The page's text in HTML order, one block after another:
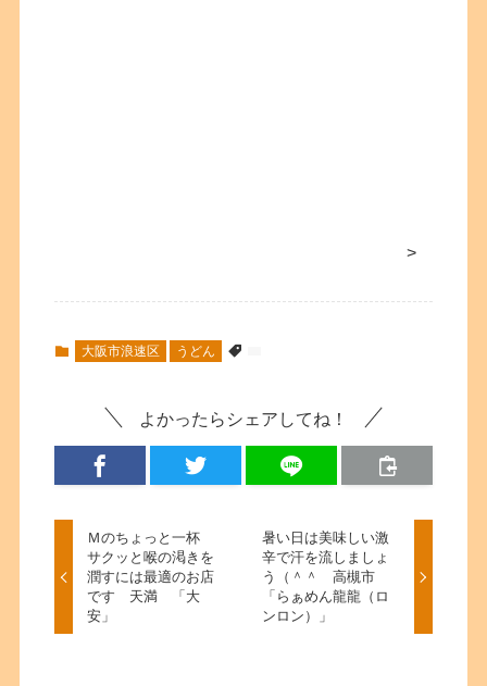
>
大阪市浪速区 うどん
よかったらシェアしてね！
Ｍのちょっと一杯
サクッと喉の渇きを
潤すには最適のお店
です 天満 「大
安」
暑い日は美味しい激
辛で汗を流しましょ
う（＾＾ 高槻市
「らぁめん龍龍（ロ
ンロン）」